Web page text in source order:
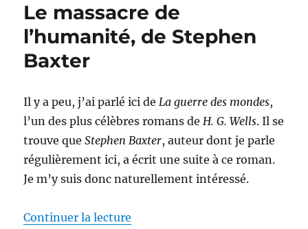
Binet
Le massacre de
l’humanité, de Stephen
Baxter
Il y a peu, j’ai parlé ici deLa guerre des mondes,
l’un des plus célèbres romans deH. G. Wells. Il se
trouve queStephen Baxter, auteur dont je parle
régulièrement ici, a écrit une suite à ce roman.
Je m’y suis donc naturellement intéressé.
Continuer la lecture